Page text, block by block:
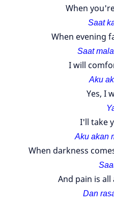
When
Saat
When evening
Saat
I will
Aku
Yes, I
I'll take
Aku akan
When darkness
And pain is
Dan